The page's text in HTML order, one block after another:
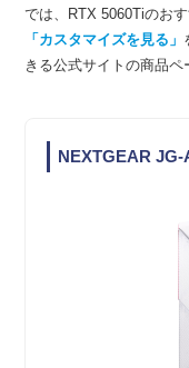
では、RTX 5060Tiのお
「カスタマイズを見る」
きる公式サイトの商品ペ
NEXTGEAR JG-